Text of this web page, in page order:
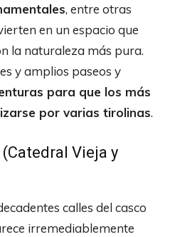
, entre otras
en un espacio que
la naturaleza más pura.
y amplios paseos y
para que los más
por varias tirolinas.
(Catedral Vieja y
calles del casco
irremediablemente